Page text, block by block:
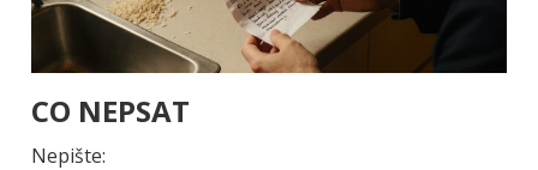
CO NEPSAT
Nepište: